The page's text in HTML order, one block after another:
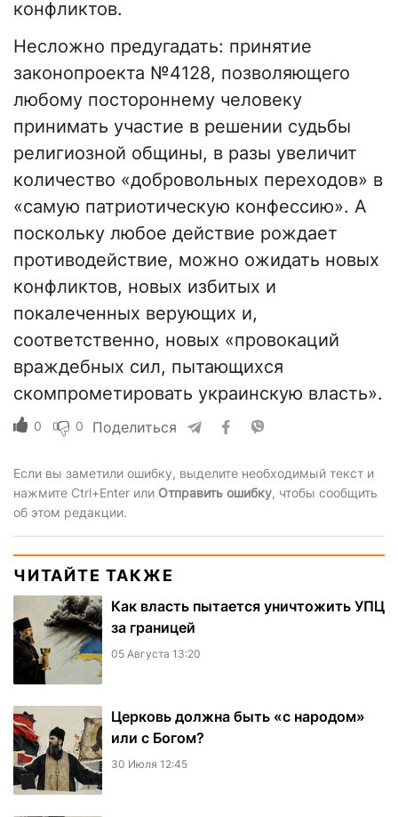
конфликтов.
Несложно предугадать: принятие
законопроекта №4128, позволяющего
любому постороннему человеку
принимать участие в решении судьбы
религиозной общины, в разы увеличит
количество «добровольных переходов» в
«самую патриотическую конфессию». А
поскольку любое действие рождает
противодействие, можно ожидать новых
конфликтов, новых избитых и
покалеченных верующих и,
соответственно, новых «провокаций
враждебных сил, пытающихся
скомпрометировать украинскую власть».
0 0 Поделиться
Если вы заметили ошибку, выделите необходимый текст и
нажмите Ctrl+Enter или Отправить ошибку, чтобы сообщить
об этом редакции.
ЧИТАЙТЕ ТАКЖЕ
Как власть пытается уничтожить УПЦ
за границей
05 Августа 13:20
Церковь должна быть «с народом»
или с Богом?
30 Июля 12:45